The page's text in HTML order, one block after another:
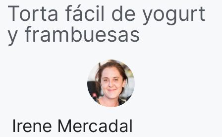
Torta fácil de yogurt
y frambuesas
Irene Mercadal